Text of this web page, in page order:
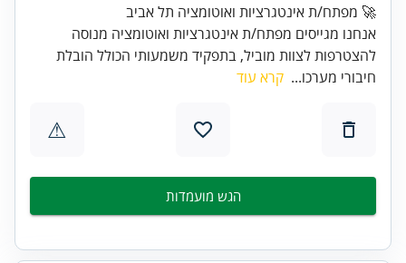
🚀 מפתח/ת אינטגרציות ואוטומציה תל אביב
אנחנו מגייסים מפתח/ת אינטגרציות ואוטומציה מנוסה
להצטרפות לצוות מוביל, בתפקיד משמעותי הכולל הובלת
חיבורי מערכו... קרא עוד
⚠
הגש מועמדות